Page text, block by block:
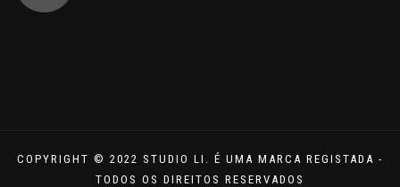
COPYRIGHT © 2022 STUDIO LI. É UMA MARCA REGISTADA -
TODOS OS DIREITOS RESERVADOS